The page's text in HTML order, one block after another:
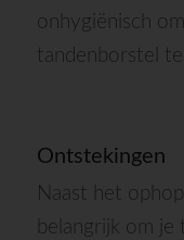
onhygiënisch
tandenborstel
Ontstekingen
Naast het
belangrijk om